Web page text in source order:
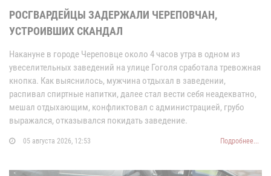
РОСГВАРДЕЙЦЫ ЗАДЕРЖАЛИ ЧЕРЕПОВЧАН,
УСТРОИВШИХ СКАНДАЛ
Накануне в городе Череповце около 4 часов утра в одном из
увеселительных заведений на улице Гоголя сработала тревожная
кнопка. Как выяснилось, мужчина отдыхал в заведении,
распивал спиртные напитки, далее стал вести себя неадекватно,
мешал отдыхающим, конфликтовал с администрацией, грубо
выражался, отказывался покидать заведение.
05 августа 2026, 12:53 Подробнее...